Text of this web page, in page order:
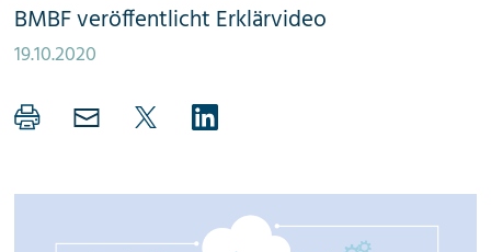
BMBF veröffentlicht Erklärvideo
19.10.2020